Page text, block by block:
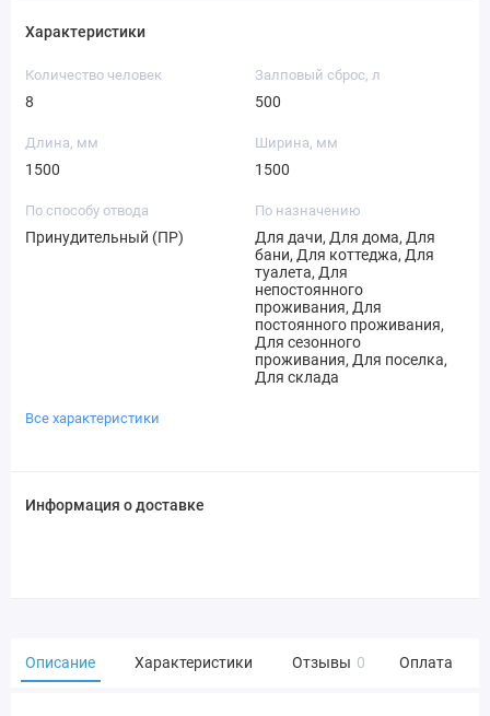
Характеристики
Количество человек
8
Залповый сброс, л
500
Длина, мм
1500
Ширина, мм
1500
По способу отвода
Принудительный (ПР)
По назначению
Для дачи, Для дома, Для
бани, Для коттеджа, Для
туалета, Для
непостоянного
проживания, Для
постоянного проживания,
Для сезонного
проживания, Для поселка,
Для склада
Все характеристики
Информация о доставке
Описание Характеристики Отзывы 0 Оплата